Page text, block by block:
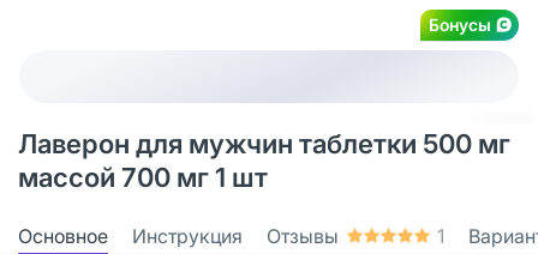
Бонусы
Лаверон для мужчин таблетки 500 мг
массой 700 мг 1 шт
Основное Инструкция Отзывы 1